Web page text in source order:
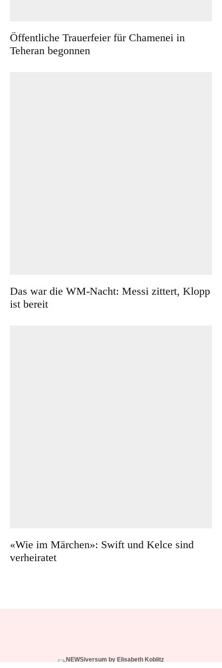
Öffentliche Trauerfeier für Chamenei in
Teheran begonnen
Das war die WM-Nacht: Messi zittert, Klopp
ist bereit
«Wie im Märchen»: Swift und Kelce sind
verheiratet